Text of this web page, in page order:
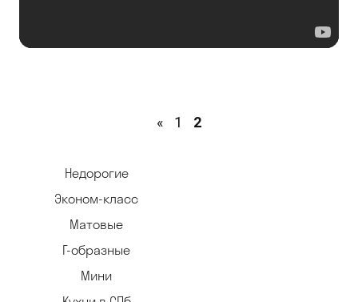
« 1 2
Недорогие
Эконом-класс
Матовые
Г-образные
Мини